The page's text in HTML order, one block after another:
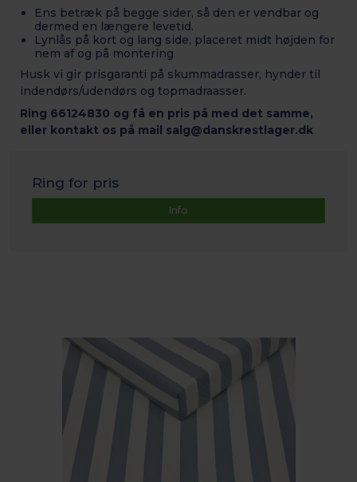
Ens betræk på begge sider, så den er vendbar og
dermed en længere levetid.
Lynlås på kort og lang side, placeret midt højden for
nem af og på montering
Husk vi gir prisgaranti på skummadrasser, hynder til
indendørs/udendørs og topmadraasser.
Ring 66124830 og få en pris på med det samme,
eller kontakt os på mail salg@danskrestlager.dk
Ring for pris
Info